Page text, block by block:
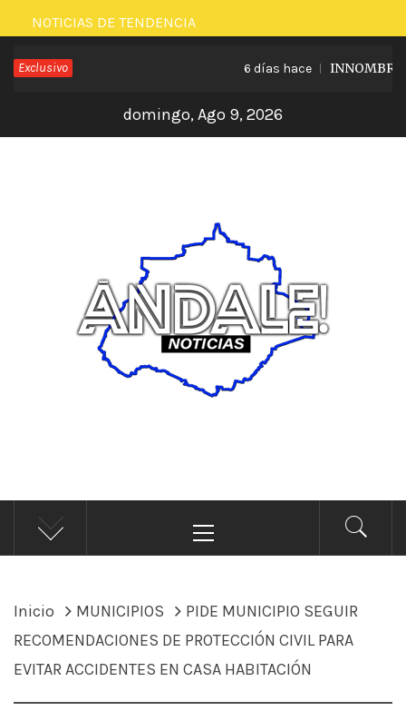
Saltar
al
contenido
NOTICIAS DE TENDENCIA
Exclusivo 6 días hace
domingo, Ago 9, 2026
ÁNDALE NOTICIAS
Noticias
principal
Inicio MUNICIPIOS
PIDE MUNICIPIO SEGUIR
RECOMENDACIONES DE PROTECCIÓN CIVIL PARA
EVITAR ACCIDENTES EN CASA HABITACIÓN